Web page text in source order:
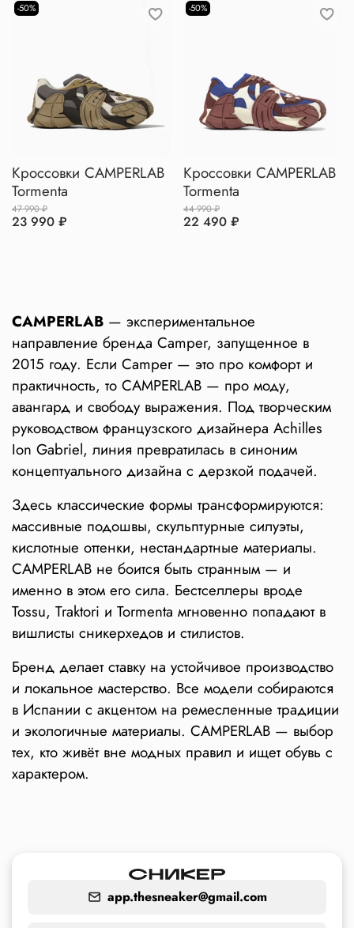
-50%
Кроссовки CAMPERLAB
Tormenta
47 990 ₽
23 990 ₽
-50%
Кроссовки CAMPERLAB
Tormenta
44 990 ₽
22 490 ₽
CAMPERLAB — экспериментальное
направление бренда Camper, запущенное в
2015 году. Если Camper — это про комфорт и
практичность, то CAMPERLAB — про моду,
авангард и свободу выражения. Под творческим
руководством французского дизайнера Achilles
Ion Gabriel, линия превратилась в синоним
концептуального дизайна с дерзкой подачей.
Здесь классические формы трансформируются:
массивные подошвы, скульптурные силуэты,
кислотные оттенки, нестандартные материалы.
CAMPERLAB не боится быть странным — и
именно в этом его сила. Бестселлеры вроде
Tossu, Traktori и Tormenta мгновенно попадают в
вишлисты сникерхедов и стилистов.
Бренд делает ставку на устойчивое производство
и локальное мастерство. Все модели собираются
в Испании с акцентом на ремесленные традиции
и экологичные материалы. CAMPERLAB — выбор
тех, кто живёт вне модных правил и ищет обувь с
характером.
app.thesneaker@gmail.com